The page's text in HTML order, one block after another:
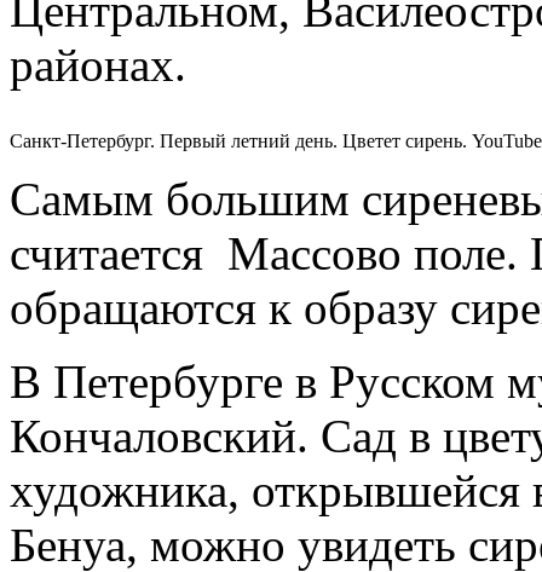
районах.
Санкт-Петербург. Первый летний день. Цветет сирень.
Самым большим
считается Массово
обращаются к образу
В Петербурге в Русском
Кончаловский. Сад в
художника, открывшейся
Бенуа, можно увидеть